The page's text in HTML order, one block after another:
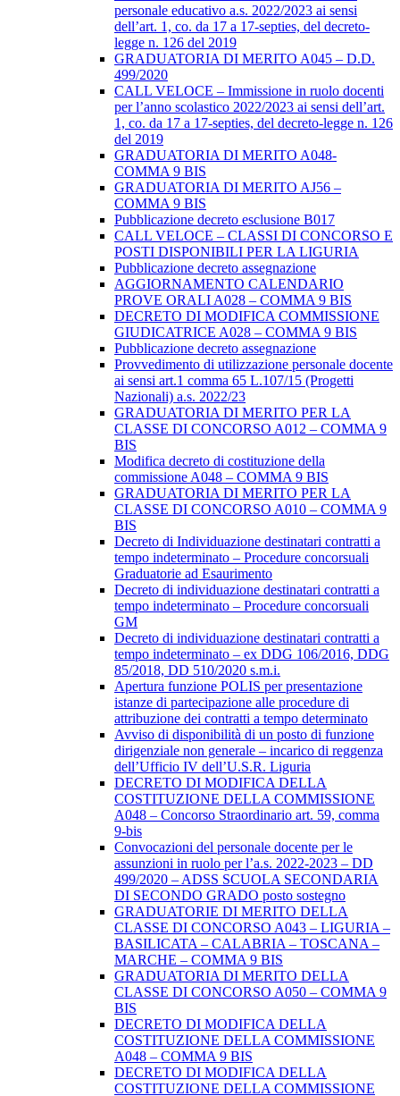
personale educativo a.s. 2022/2023 ai sensi
dell’art. 1, co. da 17 a 17-septies, del decreto-
legge n. 126 del 2019
GRADUATORIA DI MERITO A045 – D.D.
499/2020
CALL VELOCE – Immissione in ruolo docenti
per l’anno scolastico 2022/2023 ai sensi dell’art.
1, co. da 17 a 17-septies, del decreto-legge n. 126
del 2019
GRADUATORIA DI MERITO A048-
COMMA 9 BIS
GRADUATORIA DI MERITO AJ56 –
COMMA 9 BIS
Pubblicazione decreto esclusione B017
CALL VELOCE – CLASSI DI CONCORSO E
POSTI DISPONIBILI PER LA LIGURIA
Pubblicazione decreto assegnazione
AGGIORNAMENTO CALENDARIO
PROVE ORALI A028 – COMMA 9 BIS
DECRETO DI MODIFICA COMMISSIONE
GIUDICATRICE A028 – COMMA 9 BIS
Pubblicazione decreto assegnazione
Provvedimento di utilizzazione personale docente
ai sensi art.1 comma 65 L.107/15 (Progetti
Nazionali) a.s. 2022/23
GRADUATORIA DI MERITO PER LA
CLASSE DI CONCORSO A012 – COMMA 9
BIS
Modifica decreto di costituzione della
commissione A048 – COMMA 9 BIS
GRADUATORIA DI MERITO PER LA
CLASSE DI CONCORSO A010 – COMMA 9
BIS
Decreto di Individuazione destinatari contratti a
tempo indeterminato – Procedure concorsuali
Graduatorie ad Esaurimento
Decreto di individuazione destinatari contratti a
tempo indeterminato – Procedure concorsuali
GM
Decreto di individuazione destinatari contratti a
tempo indeterminato – ex DDG 106/2016, DDG
85/2018, DD 510/2020 s.m.i.
Apertura funzione POLIS per presentazione
istanze di partecipazione alle procedure di
attribuzione dei contratti a tempo determinato
Avviso di disponibilità di un posto di funzione
dirigenziale non generale – incarico di reggenza
dell’Ufficio IV dell’U.S.R. Liguria
DECRETO DI MODIFICA DELLA
COSTITUZIONE DELLA COMMISSIONE
A048 – Concorso Straordinario art. 59, comma
9-bis
Convocazioni del personale docente per le
assunzioni in ruolo per l’a.s. 2022-2023 – DD
499/2020 – ADSS SCUOLA SECONDARIA
DI SECONDO GRADO posto sostegno
GRADUATORIE DI MERITO DELLA
CLASSE DI CONCORSO A043 – LIGURIA –
BASILICATA – CALABRIA – TOSCANA –
MARCHE – COMMA 9 BIS
GRADUATORIA DI MERITO DELLA
CLASSE DI CONCORSO A050 – COMMA 9
BIS
DECRETO DI MODIFICA DELLA
COSTITUZIONE DELLA COMMISSIONE
A048 – COMMA 9 BIS
DECRETO DI MODIFICA DELLA
COSTITUZIONE DELLA COMMISSIONE